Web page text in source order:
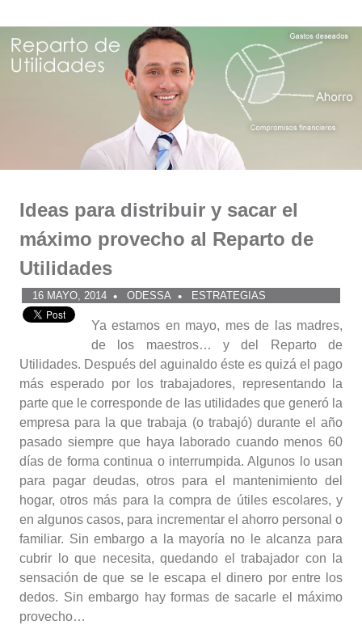
contenido
Comunidad
ODESSA
Ideas para distribuir y sacar el
máximo provecho al Reparto de
Utilidades
16 MAYO, 2014 ODESSA ESTRATEGIAS
Ya estamos en mayo, mes de las madres,
de los maestros… y del Reparto de
Utilidades. Después del aguinaldo éste es quizá el pago
más esperado por los trabajadores, representando la
parte que le corresponde de las utilidades que generó la
empresa para la que trabaja (o trabajó) durante el año
pasado siempre que haya laborado cuando menos 60
días de forma continua o interrumpida. Algunos lo usan
para pagar deudas, otros para el mantenimiento del
hogar, otros más para la compra de útiles escolares, y
en algunos casos, para incrementar el ahorro personal o
familiar. Sin embargo a la mayoría no le alcanza para
cubrir lo que necesita, quedando el trabajador con la
sensación de que se le escapa el dinero por entre los
dedos. Sin embargo hay formas de sacarle el máximo
provecho…